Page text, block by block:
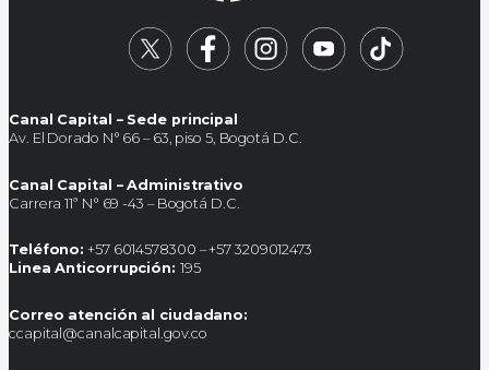
Canal Capital – Sede principal
Av. El Dorado N° 66 – 63, piso 5, Bogotá D.C.
Canal Capital – Administrativo
Carrera 11ª N° 69 -43 – Bogotá D.C.
Teléfono: +57 6014578300 – +57 3209012473
Linea Anticorrupción: 195
Correo atención al ciudadano:
ccapital@canalcapital.gov.co